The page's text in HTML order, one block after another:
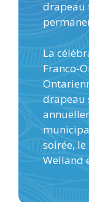
drapeau
La
Franco-
drapeau
soirée,
Welland